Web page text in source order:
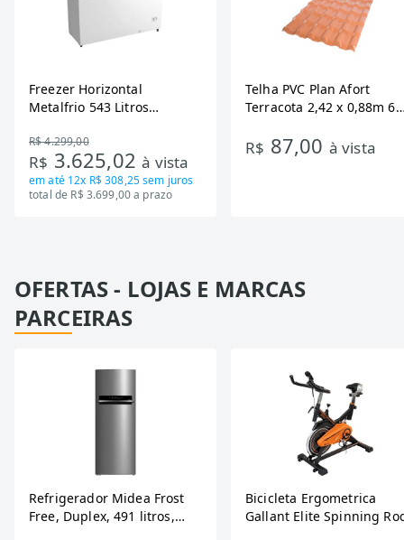
Freezer Horizontal
Metalfrio 543 Litros
Tecnologia Inverter, Branco,
Bivolt
R$ 4.299,00
R$ 3.625,02à vista
em até 12x R$ 308,25sem juros
total de R$ 3.699,00 a prazo
Telha PVC Plan Afort
Terracota 2,42 x 0,88m 6
R$ 87,00 à vista
OFERTAS - LOJAS E MARCAS
PARCEIRAS
Refrigerador Midea Frost
Free, Duplex, 491 litros,
Bicicleta Ergometrica
Gallant Elite Spinning